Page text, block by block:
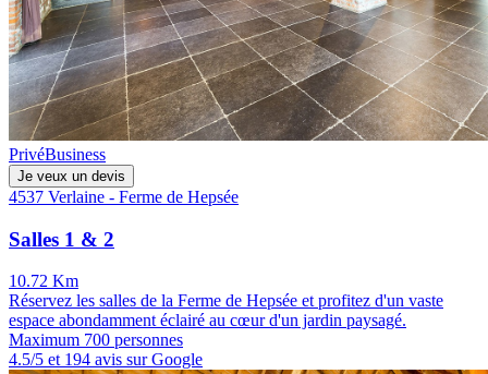
PrivéBusiness
Je veux un devis
4537 Verlaine - Ferme de Hepsée
Salles 1 & 2
10.72 Km
Réservez les salles de la Ferme de Hepsée et profitez d'un vaste
espace abondamment éclairé au cœur d'un jardin paysagé.
Maximum 700 personnes
4.5/5 et 194 avis sur Google